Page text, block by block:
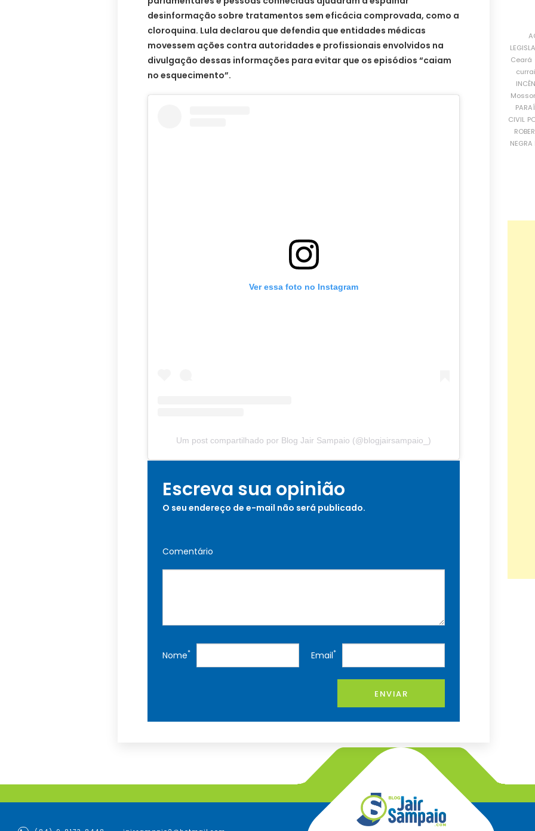
desinformação sobre tratamentos sem eficácia comprovada, como a
cloroquina. Lula declarou que defendia que entidades médicas
movessem ações contra autoridades e profissionais envolvidos na
divulgação dessas informações para evitar que os episódios “caiam
no esquecimento”.
Ver essa foto no Instagram
Um post compartilhado por Blog Jair Sampaio (@blogjairsampaio_)
Escreva sua opinião
O seu endereço de e-mail não será publicado.
Comentário
Nome* Email*
ENVIAR
Ceará
CIVIL
NEGRA